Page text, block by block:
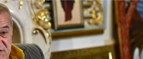
de
faliment!
Instanţa
a respins
evitarea
retrograd
ării.
Echipa